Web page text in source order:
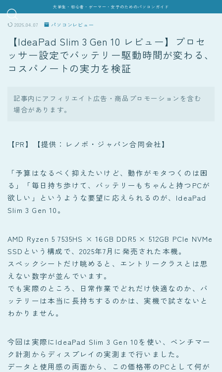
大学生・初心者・ゲーマー・女子のためのパソコンガイド
2026.04.07 パソコンレビュー
【IdeaPad Slim 3 Gen 10 レビュー】プロセ
ッサー設定でバッテリー駆動時間が変わる、
コスパノートの実力を検証
記事内にアフィリエイト広告・商品プロモーションを含む
場合があります。
【PR】【提供：レノボ・ジャパン合同会社】
「予算はなるべく抑えたいけど、動作がモタつくのは困
る」「毎日持ち歩けて、バッテリーもちゃんと持つPCが
欲しい」というような要望に応えられるのが、IdeaPad
Slim 3 Gen 10。
AMD Ryzen 5 7535HS × 16GB DDR5 × 512GB PCIe NVMe
SSDという構成で、2025年7月に発売された本機。
スペックシートだけ眺めると、エントリークラスとは思
えない数字が並んでいます。
でも実際のところ、日常作業でどれだけ快適なのか、バ
ッテリーは本当に長持ちするのかは、実機で試さないと
わかりません。
今回は実際にIdeaPad Slim 3 Gen 10を使い、ベンチマー
ク計測からディスプレイの実測まで行いました。
データと使用感の両面から、この価格帯のPCとして何が